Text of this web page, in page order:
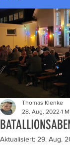
Thomas Klenke
28. Aug. 2022 1
Aktualisiert: 29. Aug.